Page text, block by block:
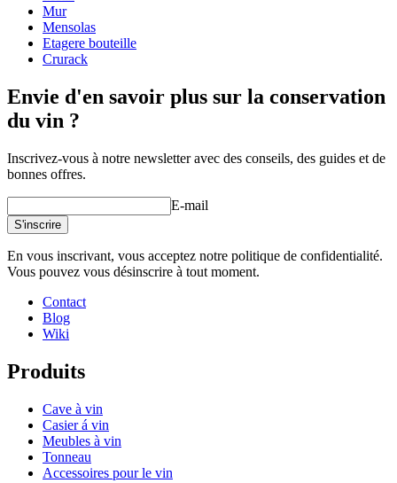
Poids (kg)
Mur
Mensolas
Etagere bouteille
Crurack
Envie d'en savoir plus sur la conservation
du vin ?
Inscrivez-vous à notre newsletter avec des conseils, des guides et de
bonnes offres.
E-mail
S'inscrire
En vous inscrivant, vous acceptez notre politique de confidentialité.
Vous pouvez vous désinscrire à tout moment.
Contact
Blog
Wiki
Produits
Cave à vin
Casier á vin
Meubles à vin
Tonneau
Accessoires pour le vin